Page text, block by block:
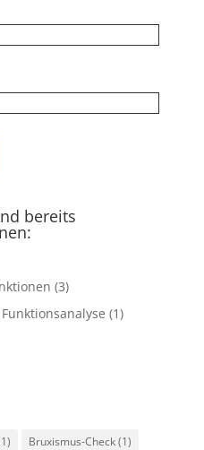
bereits
(3)
(1)
Bruxismus-Check(1)